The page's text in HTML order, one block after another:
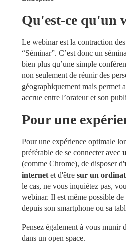
Qu'est-ce qu'un
Le webinar est la contraction
“Séminar”. C’est donc un
bien plus qu’une simple
non seulement de réunir des
géographiquement mais permet
accrue entre l’orateur et son
Pour une
Pour une expérience optimale
préférable de se connecter avec
(comme Chrome), de disposer d'
internet et d'être sur un
le cas, ne vous inquiétez pas,
webinar. Il est même possible
depuis son smartphone ou sa
Pensez également à vous munir
dans un open space.